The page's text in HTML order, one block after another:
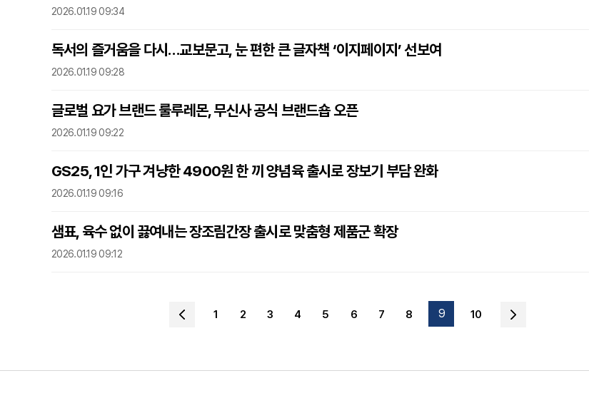
2026.01.19 09:34
독서의 즐거움을 다시…교보문고, 눈 편한 큰 글자책 ‘이지페이지’ 선보여
2026.01.19 09:28
글로벌 요가 브랜드 룰루레몬, 무신사 공식 브랜드숍 오픈
2026.01.19 09:22
GS25, 1인 가구 겨냥한 4900원 한 끼 양념육 출시로 장보기 부담 완화
2026.01.19 09:16
샘표, 육수 없이 끓여내는 장조림간장 출시로 맞춤형 제품군 확장
2026.01.19 09:12
1 2 3 4 5 6 7 8 9 10